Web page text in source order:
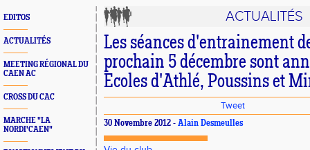
EDITOS
ACTUALITÉS
MEETING RÉGIONAL DU
CAEN AC
CROSS DU CAC
MARCHE "LA
NORDI'CAEN"
ACTUALITÉS
Les séances d'entrainement
prochain 5 décembre sont
Ecoles d'Athlé, Poussins et
Tweet
30 Novembre 2012 - Alain Desmeulles